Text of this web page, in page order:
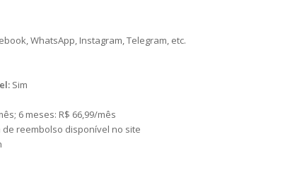
WhatsApp, Instagram, Telegram, etc.
Sim
6 meses: R$ 66,99/mês
de reembolso disponível no site